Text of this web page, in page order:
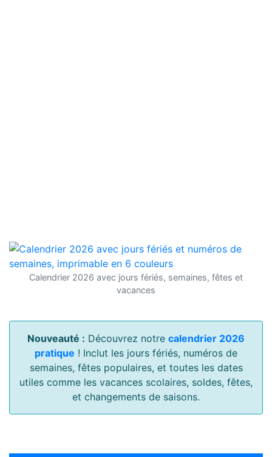
Calendrier 2026 avec jours fériés, semaines, fêtes et
vacances
Nouveauté : Découvrez notre calendrier 2026
pratique ! Inclut les jours fériés, numéros de
semaines, fêtes populaires, et toutes les dates
utiles comme les vacances scolaires, soldes, fêtes,
et changements de saisons.